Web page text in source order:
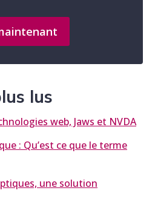
lus
web, Jaws et NVDA
: Qu’est ce que le terme
une solution